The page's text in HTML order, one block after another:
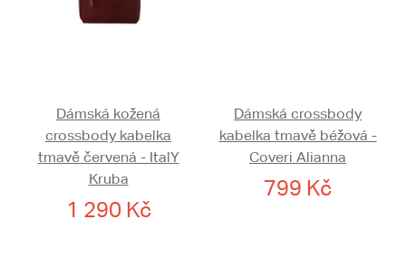
Dámská kožená
crossbody kabelka
tmavě červená - ItalY
Kruba
1 290 Kč
Dámská crossbody
kabelka tmavě béžová -
Coveri Alianna
799 Kč